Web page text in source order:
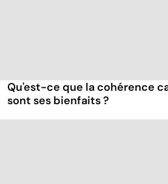
Qu'est-ce que la cohérence
sont ses bienfaits ?